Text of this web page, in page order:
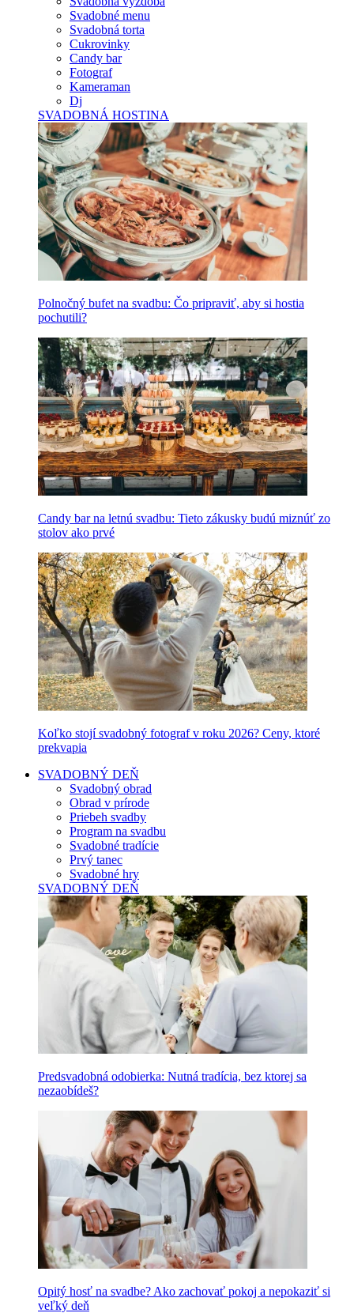
Svadobné menu
Svadobná torta
Cukrovinky
Candy bar
Fotograf
Kameraman
Dj
SVADOBNÁ HOSTINA
Polnočný bufet na svadbu: Čo pripraviť, aby si hostia
pochutili?
Candy bar na letnú svadbu: Tieto zákusky budú miznúť zo
stolov ako prvé
Koľko stojí svadobný fotograf v roku 2026? Ceny, ktoré
prekvapia
SVADOBNÝ DEŇ
Svadobný obrad
Obrad v prírode
Priebeh svadby
Program na svadbu
Svadobné tradície
Prvý tanec
Svadobné hry
SVADOBNÝ DEŇ
Predsvadobná odobierka: Nutná tradícia, bez ktorej sa
nezaobídeš?
Opitý hosť na svadbe? Ako zachovať pokoj a nepokaziť si
veľký deň